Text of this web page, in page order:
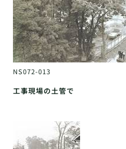
NS072-013
工事現場の土管で